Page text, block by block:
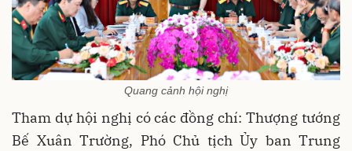
Quang cảnh hội nghị
Tham dự hội nghị có các đồng chí: Thượng tướng
Bế Xuân Trường, Phó Chủ tịch Ủy ban Trung